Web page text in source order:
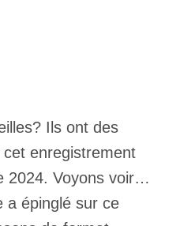
Ils ont des
enregistrement
2024. Voyons voir…
a épinglé sur ce